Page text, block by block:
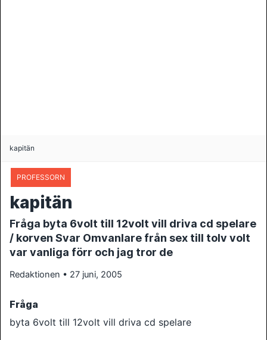
kapitän
PROFESSORN
kapitän
Fråga byta 6volt till 12volt vill driva cd spelare
/ korven Svar Omvanlare från sex till tolv volt
var vanliga förr och jag tror de
Redaktionen • 27 juni, 2005
Fråga
byta 6volt till 12volt vill driva cd spelare